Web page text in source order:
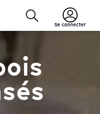
Se connecter